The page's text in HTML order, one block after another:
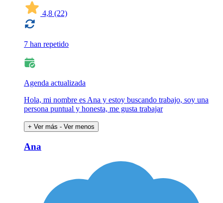
4,8 (22)
7 han repetido
Agenda actualizada
Hola, mi nombre es Ana y estoy buscando trabajo, soy una
persona puntual y honesta, me gusta trabajar
+ Ver más - Ver menos
Ana